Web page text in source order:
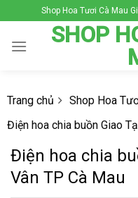
to
content
Shop Hoa Tươi Cà Mau
SHOP
Trang chủ
Shop Hoa
Điện hoa chia buồn Giao
Điện hoa chia
Vân TP Cà Mau